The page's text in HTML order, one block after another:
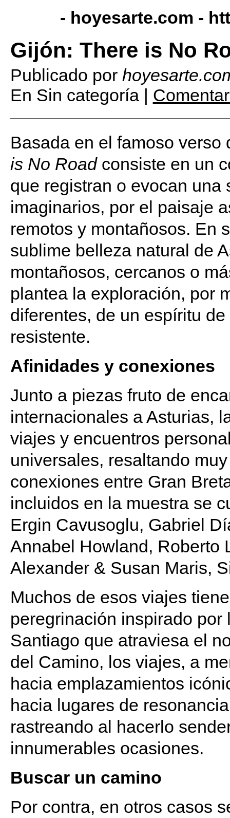
- hoyesarte.com -
Gijón: There is No
Publicado por
En Sin categoría |
Basada en el famoso
is No Roadconsiste en un
que registran o evocan una
imaginarios, por el paisaje
remotos y montañosos. En
sublime belleza natural de
montañosos, cercanos o
plantea la exploración, por
diferentes, de un espíritu
resistente.
Afinidades y conexiones
Junto a piezas fruto de
internacionales a Asturias,
viajes y encuentros
universales, resaltando
conexiones entre Gran
incluidos en la muestra se
Ergin Cavusoglu, Gabriel
Annabel Howland, Roberto
Alexander & Susan Maris,
Muchos de esos viajes
peregrinación inspirado
Santiago que atraviesa el
del Camino, los viajes, a
hacia emplazamientos
hacia lugares de
rastreando al hacerlo
innumerables ocasiones.
Buscar un camino
Por contra, en otros casos